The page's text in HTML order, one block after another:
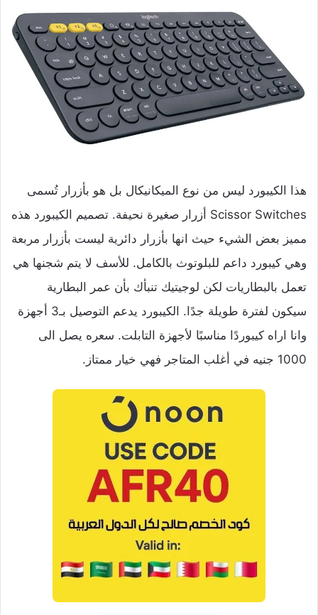
هذا الكيبورد ليس من نوع الميكانيكال بل هو بأزرار تُسمى
Scissor Switches أزرار صغيرة نحيفة. تصميم الكيبورد هذه
مميز بعض الشيء حيث انها بأزرار دائرية ليست بأزرار مربعة
وهي كيبورد داعم للبلوتوث بالكامل. للأسف لا يتم شجنها هي
تعمل بالبطاريات لكن لوجيتيك تنبأك بأن عمر البطارية
سيكون لفترة طويلة جدًا. الكيبورد يدعم التوصيل بـ3 أجهزة
وانا اراه كيبوردًا مناسبًا لأجهزة التابلت. سعره يصل الى
1000 جنيه في أغلب المتاجر فهي خيار ممتاز.